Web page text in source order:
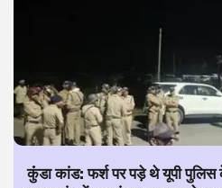
कुंंडा कांड: फर्श पर पड़े थे यूपी